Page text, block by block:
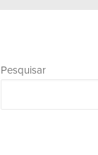
Pesquisar